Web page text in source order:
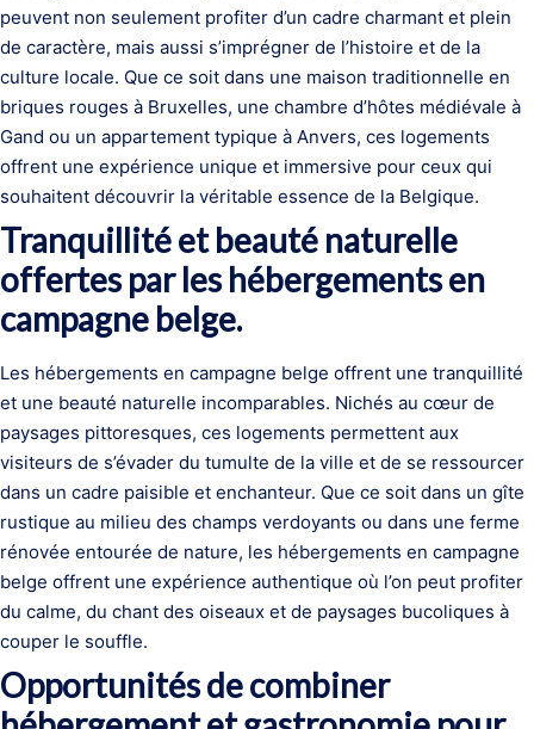
peuvent non seulement profiter d’un cadre charmant et plein
de caractère, mais aussi s’imprégner de l’histoire et de la
culture locale. Que ce soit dans une maison traditionnelle en
briques rouges à Bruxelles, une chambre d’hôtes médiévale à
Gand ou un appartement typique à Anvers, ces logements
offrent une expérience unique et immersive pour ceux qui
souhaitent découvrir la véritable essence de la Belgique.
Tranquillité et beauté naturelle
offertes par les hébergements en
campagne belge.
Les hébergements en campagne belge offrent une tranquillité
et une beauté naturelle incomparables. Nichés au cœur de
paysages pittoresques, ces logements permettent aux
visiteurs de s’évader du tumulte de la ville et de se ressourcer
dans un cadre paisible et enchanteur. Que ce soit dans un gîte
rustique au milieu des champs verdoyants ou dans une ferme
rénovée entourée de nature, les hébergements en campagne
belge offrent une expérience authentique où l’on peut profiter
du calme, du chant des oiseaux et de paysages bucoliques à
couper le souffle.
Opportunités de combiner